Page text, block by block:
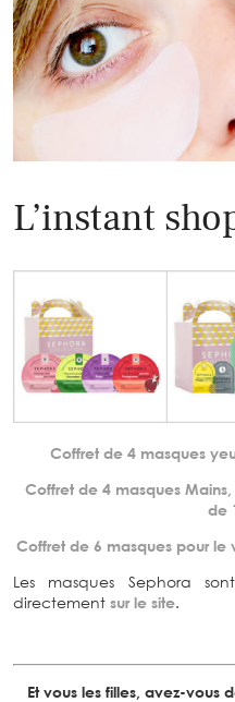
L’instant
Coffret de 4 masques
Coffret de 4 masques
de
Coffret de 6 masques pour le
Les masques Sephora
directement sur le site.
Et vous les filles, avez-vous